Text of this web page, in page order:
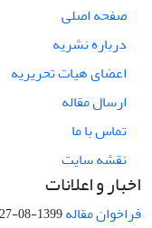
صفحه اصلی
درباره نشریه
اعضای هیات تحریریه
ارسال مقاله
تماس با ما
نقشه سایت
اخبار و اعلانات
فراخوان مقاله1399-08-27